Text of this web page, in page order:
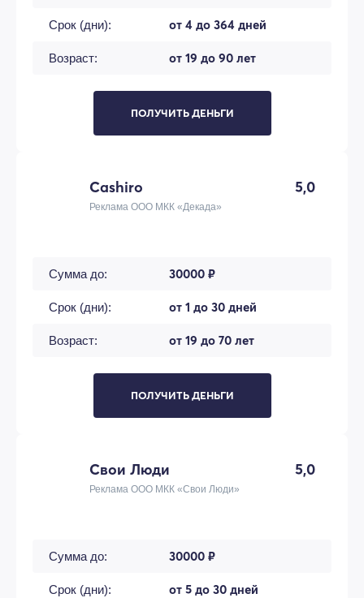
Срок (дни): от 4 до 364 дней
Возраст: от 19 до 90 лет
ПОЛУЧИТЬ ДЕНЬГИ
Cashiro 5,0
Реклама ООО МКК «Декада»
Сумма до: 30000 ₽
Срок (дни): от 1 до 30 дней
Возраст: от 19 до 70 лет
ПОЛУЧИТЬ ДЕНЬГИ
Свои Люди 5,0
Реклама ООО МКК «Свои Люди»
Сумма до: 30000 ₽
Срок (дни): от 5 до 30 дней